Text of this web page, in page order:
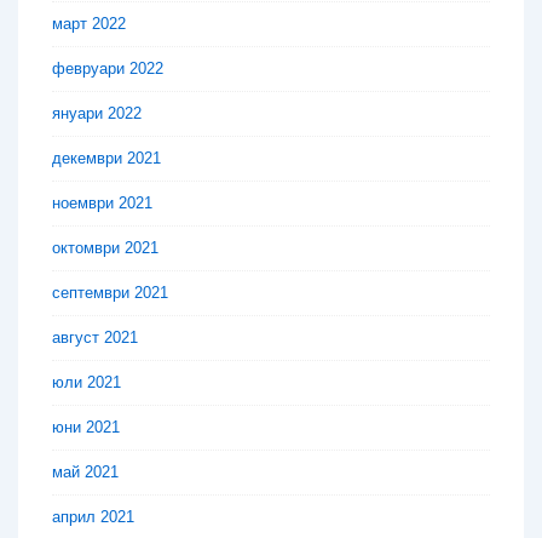
март 2022
февруари 2022
януари 2022
декември 2021
ноември 2021
октомври 2021
септември 2021
август 2021
юли 2021
юни 2021
май 2021
април 2021